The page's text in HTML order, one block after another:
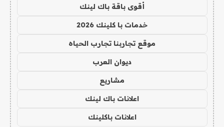
أقوى باقة باك لينك
خدمات با كلينك 2026
موقع تجاربنا تجارب الحياه
ديوان العرب
مشاريع
اعلانات باك لينك
اعلانات باكلينك